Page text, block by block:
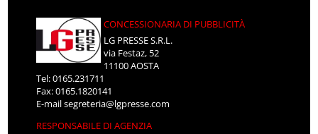
CONCESSIONARIA DI PUBBLICITÀ
LG PRESSE S.R.L.
via Festaz, 52
11100 AOSTA
Tel: 0165.231711
Fax: 0165.1820141
E-mailsegreteria@lgpresse.com
RESPONSABILE DI AGENZIA